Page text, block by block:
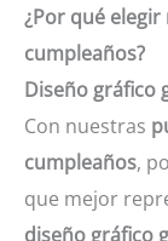
¿Por qué
cumpleaños?
Diseño gráfico
Con nuestras
cumpleaños,
que mejor
diseño gráfico